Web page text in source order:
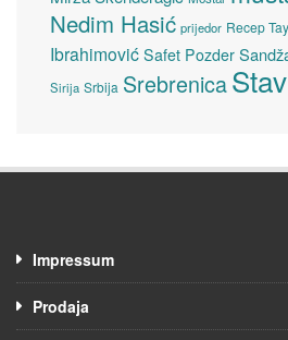
Nedim Hasić prijedor Recep
Ibrahimović Safet Pozder
Sirija Srbija SrebrenicaStav
Impressum
Prodaja